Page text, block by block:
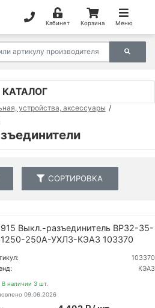
Кабинет Корзина Меню
устройства, аксессуары
СОРТИРОВКА
Выкл.-разъединитель ВР32-35-
250А-УХЛЗ-КЭАЗ 103370
103370
КЭАЗ
В наличии 3 шт.
09.06.2026
КАТАЛОГ